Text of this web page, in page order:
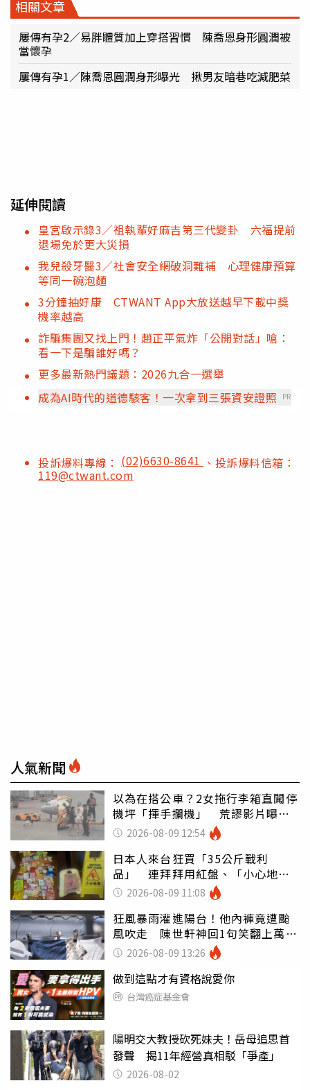
相關文章
屢傳有孕2／易胖體質加上穿搭習慣 陳喬恩身形圓潤被
當懷孕
屢傳有孕1／陳喬恩圓潤身形曝光 揪男友暗巷吃減肥菜
延伸閱讀
皇宮啟示錄3／祖執輩好麻吉第三代變卦 六福提前
退場免於更大災損
我兒殺牙醫3／社會安全網破洞難補 心理健康預算
等同一碗泡麵
3分鐘抽好康 CTWANT App大放送越早下載中獎
機率越高
詐騙集團又找上門！趙正平氣炸「公開對話」嗆：
看一下是騙誰好嗎？
更多最新熱門議題：2026九合一選舉
成為AI時代的道德駭客！一次拿到三張資安證照
PR
投訴爆料專線： (02)6630-8641 、投訴爆料信箱：
119@ctwant.com
人氣新聞
以為在搭公車？2女拖行李箱直闖停
機坪「揮手攔機」 荒謬影片曝網
傻眼2026-08-09 12:54
日本人來台狂買「35公斤戰利
品」 連拜拜用紅盤、「小心地
滑」告示牌也帶回家
2026-08-09 11:08
狂風暴雨灌進陽台！他內褲竟遭颱
風吹走 陳世軒神回1句笑翻上萬網
友 2026-08-09 13:26
做到這點才有資格說愛你
台灣癌症基金會
陽明交大教授砍死妹夫！岳母追思首
發聲 揭11年經營真相駁「爭產」
2026-08-02